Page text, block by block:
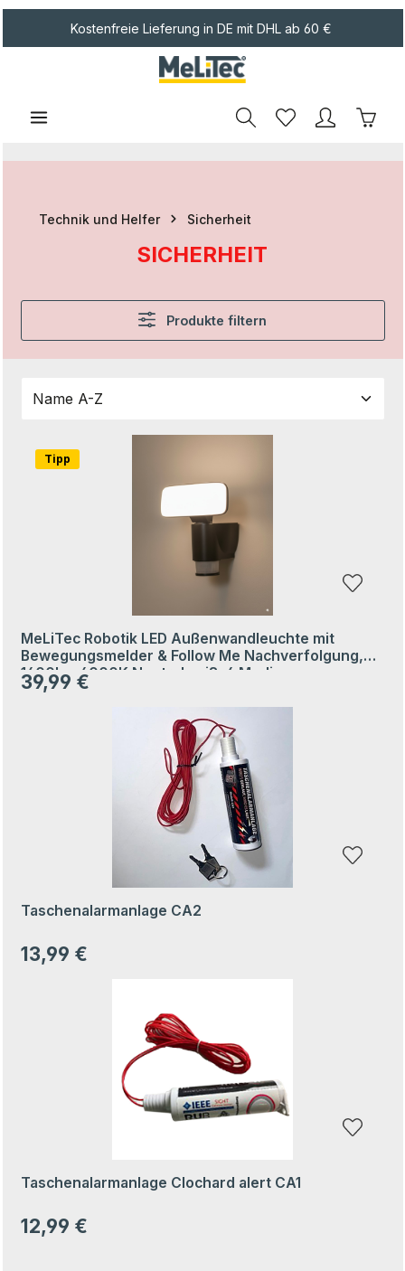
Kostenfreie Lieferung in DE mit DHL ab 60 €
Technik und Helfer Sicherheit
SICHERHEIT
Produkte filtern
Tipp
MeLiTec Robotik LED Außenwandleuchte mit
Bewegungsmelder & Follow Me Nachverfolgung,
1400lm, 4000K Neutralweiß, 4 Modi
Regulärer Preis:
39,99 €
Taschenalarmanlage CA2
Regulärer Preis:
13,99 €
Taschenalarmanlage Clochard alert CA1
Regulärer Preis:
12,99 €